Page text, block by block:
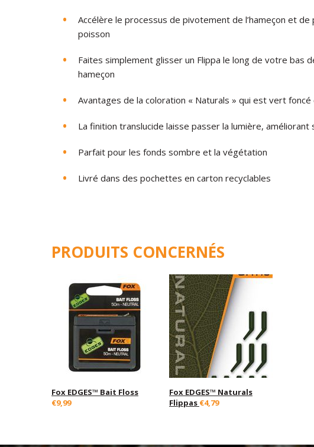
Accélère le processus de pivotement de l’hameçon et de
poisson
Faites simplement glisser un Flippa le long de votre bas
hameçon
Avantages de la coloration « Naturals » qui est vert foncé
La finition translucide laisse passer la lumière, améliorant
Parfait pour les fonds sombre et la végétation
Livré dans des pochettes en carton recyclables
PRODUITS CONCERNÉS
Fox EDGES™ Bait Floss
€9,99
Fox EDGES™ Naturals
Flippas €4,79